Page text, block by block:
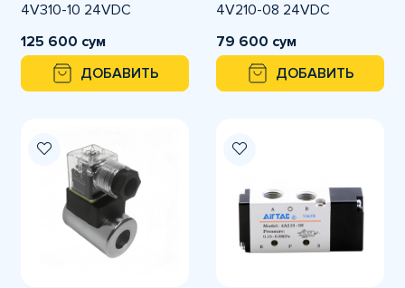
4V310-10 24VDC
125 600 сум
ДОБАВИТЬ
4V210-08 24VDC
79 600 сум
ДОБАВИТЬ